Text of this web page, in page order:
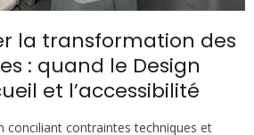
la transformation des
: quand le Design
et l’accessibilité
conciliant contraintes techniques et